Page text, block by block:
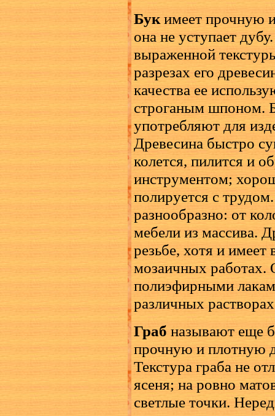
Бук имеет прочную
она не уступает
выраженной
разрезах его
качества ее
строганым шпоном.
употребляют для
Древесина быстро
колется, пилится и
инструментом;
полируется с
разнообразно: от
мебели из массива.
резьбе, хотя и
мозаичных работах.
полиэфирными
различных
Граб называют еще
прочную и плотную
Текстура граба не
ясеня; на ровно
светлые точки.